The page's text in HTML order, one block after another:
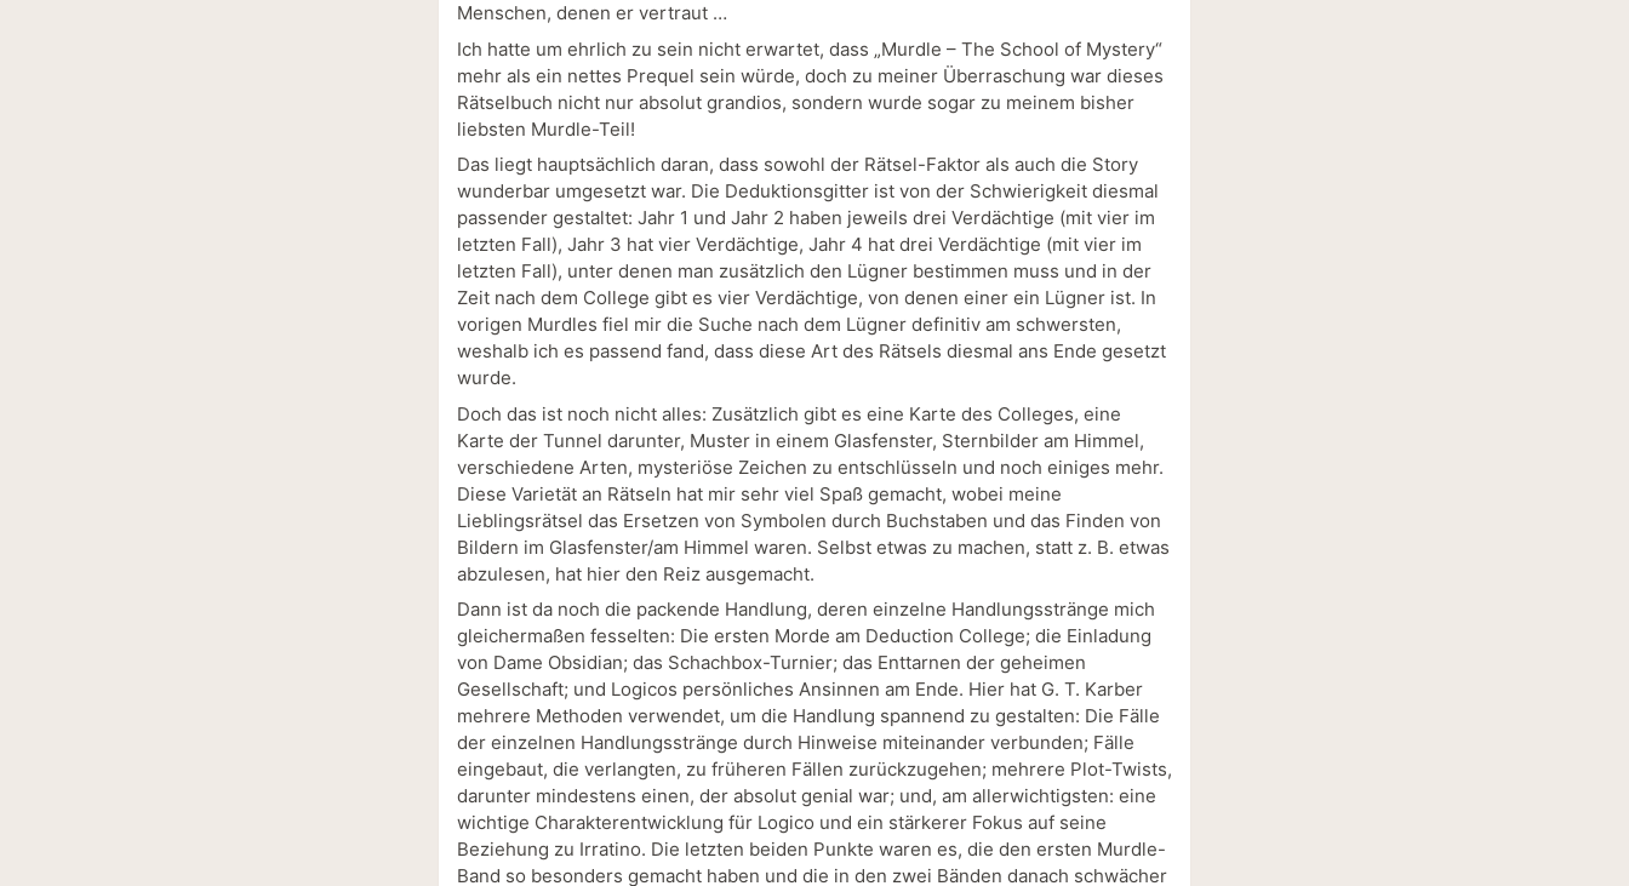
Menschen, denen er vertraut …
Ich hatte um ehrlich zu sein nicht erwartet, dass „Murdle – The School of Mystery“
mehr als ein nettes Prequel sein würde, doch zu meiner Überraschung war dieses
Rätselbuch nicht nur absolut grandios, sondern wurde sogar zu meinem bisher
liebsten Murdle-Teil!
Das liegt hauptsächlich daran, dass sowohl der Rätsel-Faktor als auch die Story
wunderbar umgesetzt war. Die Deduktionsgitter ist von der Schwierigkeit diesmal
passender gestaltet: Jahr 1 und Jahr 2 haben jeweils drei Verdächtige (mit vier im
letzten Fall), Jahr 3 hat vier Verdächtige, Jahr 4 hat drei Verdächtige (mit vier im
letzten Fall), unter denen man zusätzlich den Lügner bestimmen muss und in der
Zeit nach dem College gibt es vier Verdächtige, von denen einer ein Lügner ist. In
vorigen Murdles fiel mir die Suche nach dem Lügner definitiv am schwersten,
weshalb ich es passend fand, dass diese Art des Rätsels diesmal ans Ende gesetzt
wurde.
Doch das ist noch nicht alles: Zusätzlich gibt es eine Karte des Colleges, eine
Karte der Tunnel darunter, Muster in einem Glasfenster, Sternbilder am Himmel,
verschiedene Arten, mysteriöse Zeichen zu entschlüsseln und noch einiges mehr.
Diese Varietät an Rätseln hat mir sehr viel Spaß gemacht, wobei meine
Lieblingsrätsel das Ersetzen von Symbolen durch Buchstaben und das Finden von
Bildern im Glasfenster/am Himmel waren. Selbst etwas zu machen, statt z. B. etwas
abzulesen, hat hier den Reiz ausgemacht.
Dann ist da noch die packende Handlung, deren einzelne Handlungsstränge mich
gleichermaßen fesselten: Die ersten Morde am Deduction College; die Einladung
von Dame Obsidian; das Schachbox-Turnier; das Enttarnen der geheimen
Gesellschaft; und Logicos persönliches Ansinnen am Ende. Hier hat G. T. Karber
mehrere Methoden verwendet, um die Handlung spannend zu gestalten: Die Fälle
der einzelnen Handlungsstränge durch Hinweise miteinander verbunden; Fälle
eingebaut, die verlangten, zu früheren Fällen zurückzugehen; mehrere Plot-Twists,
darunter mindestens einen, der absolut genial war; und, am allerwichtigsten: eine
wichtige Charakterentwicklung für Logico und ein stärkerer Fokus auf seine
Beziehung zu Irratino. Die letzten beiden Punkte waren es, die den ersten Murdle-
Band so besonders gemacht haben und die in den zwei Bänden danach schwächer